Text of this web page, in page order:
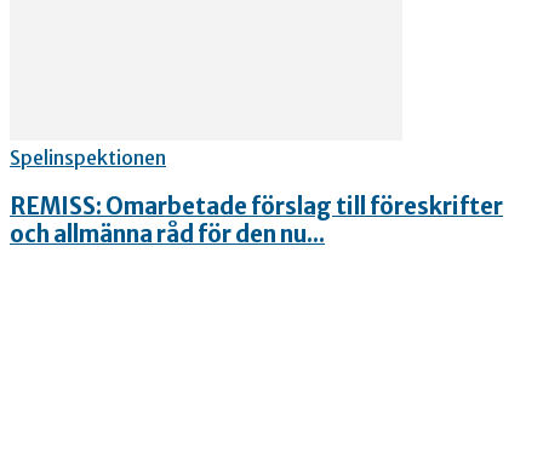
Spelinspektionen
REMISS: Omarbetade förslag till föreskrifter
och allmänna råd för den nu...